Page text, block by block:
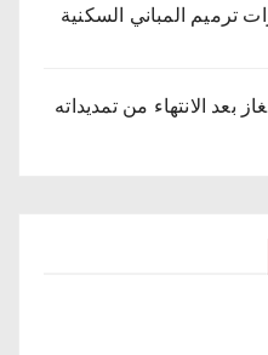
ترميم المباني السكنية
الانتهاء من تمديداته